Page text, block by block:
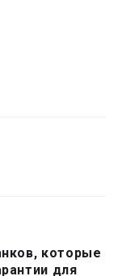
которые
для